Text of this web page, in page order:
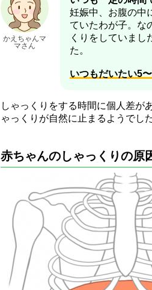
かえちゃんマ
マさん
妊娠中、お腹の中
ていたわが子。な
くりをしていまし
た。
いつもだいたい5
しゃっくりをする時間に個人差が
ゃっくりが自然に止まるようでした
赤ちゃんのしゃっくりの原